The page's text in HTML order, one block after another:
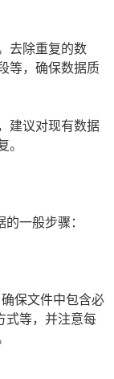
去除重复的数
等，确保数据质
建议对现有数据
一般步骤：
保文件中包含必
式等，并注意每